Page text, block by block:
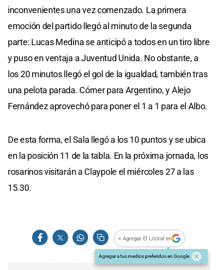
inconvenientes una vez comenzado. La primera
emoción del partido llegó al minuto de la segunda
parte: Lucas Medina se anticipó a todos en un tiro libre
y puso en ventaja a Juventud Unida. No obstante, a
los 20 minutos llegó el gol de la igualdad, también tras
una pelota parada. Córner para Argentino, y Alejo
Fernández aprovechó para poner el 1 a 1 para el Albo.
De esta forma, el Sala llegó a los 10 puntos y se ubica
en la posición 11 de la tabla. En la próxima jornada, los
rosarinos visitarán a Claypole el miércoles 27 a las
15.30.
+ Agregar El Litoral en
Agregar a tus medios preferidos en Google